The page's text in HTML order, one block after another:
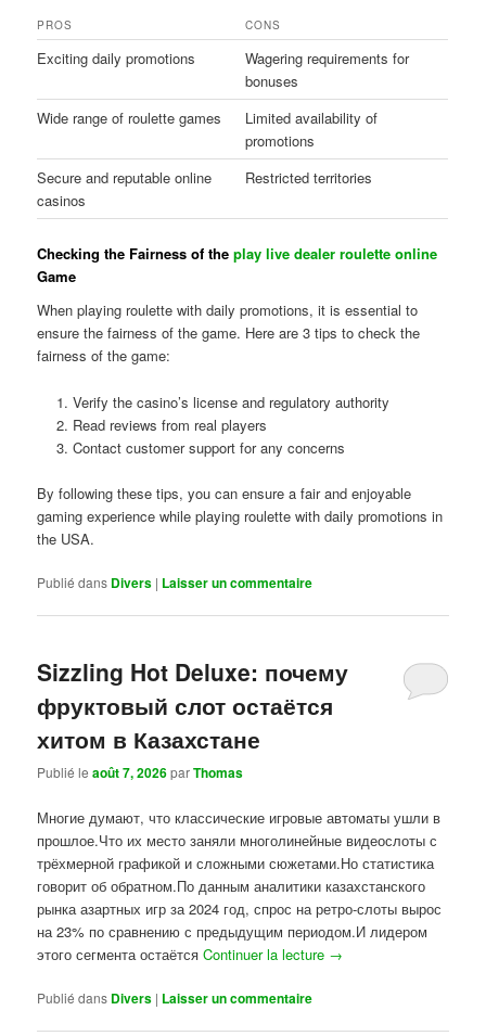
PROS CONS
Exciting daily promotions
Wagering requirements for
bonuses
Wide range of roulette games
Limited availability of
promotions
Secure and reputable online
casinos
Restricted territories
Checking the Fairness of theplay live dealer roulette online
Game
When playing roulette with daily promotions, it is essential to
ensure the fairness of the game. Here are 3 tips to check the
fairness of the game:
Verify the casino’s license and regulatory authority
Read reviews from real players
Contact customer support for any concerns
By following these tips, you can ensure a fair and enjoyable
gaming experience while playing roulette with daily promotions in
the USA.
Publié dans Divers | Laisser un commentaire
Sizzling Hot Deluxe: почему
фруктовый слот остаётся
хитом в Казахстане
Publié leaoût 7, 2026parThomas
Многие думают, что классические игровые автоматы ушли в
прошлое.Что их место заняли многолинейные видеослоты с
трёхмерной графикой и сложными сюжетами.Но статистика
говорит об обратном.По данным аналитики казахстанского
рынка азартных игр за 2024 год, спрос на ретро-слоты вырос
на 23% по сравнению с предыдущим периодом.И лидером
этого сегмента остаётсяContinuer la lecture →
Publié dans Divers | Laisser un commentaire